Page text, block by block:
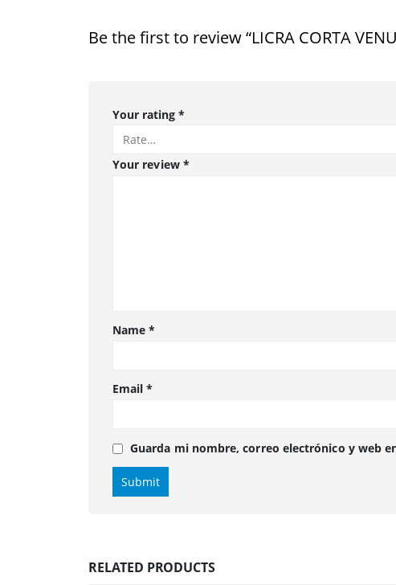
Be the first to review “LICRA CORTA
Your rating *
Your review *
Name*
Email*
Guarda mi nombre, correo electrónico y web
RELATED PRODUCTS